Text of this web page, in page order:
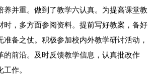
养并重。做到了教学六认真。为提高课堂教
时，多方面参阅资料。提前写好教案，备好
准备之仗。积极参加校内外教学研讨活动，
的前沿。及时反馈教学信息，认真批改作
作。